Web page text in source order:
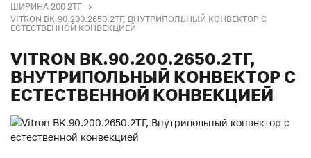
ШИРИНА 200 2ТГ
VITRON BK.90.200.2650.2ТГ, ВНУТРИПОЛЬНЫЙ КОНВЕКТОР С
ЕСТЕСТВЕННОЙ КОНВЕКЦИЕЙ
VITRON BK.90.200.2650.2ТГ,
ВНУТРИПОЛЬНЫЙ КОНВЕКТОР С
ЕСТЕСТВЕННОЙ КОНВЕКЦИЕЙ